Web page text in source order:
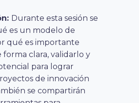
Durante esta sesión se
es un modelo de
qué es importante
clara, validarlo y
para lograr
de innovación
se compartirán